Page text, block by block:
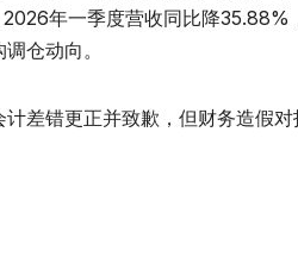
年一季度营收同比降
仓动向。
差错更正并致歉，但财务造假